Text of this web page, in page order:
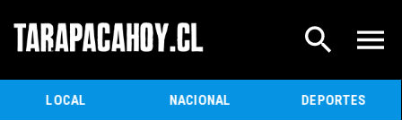
LOCAL NACIONAL DEPORTES